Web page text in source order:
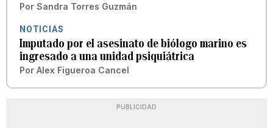
Por Sandra Torres Guzmán
NOTICIAS
Imputado por el asesinato de biólogo marino es
ingresado a una unidad psiquiátrica
Por Alex Figueroa Cancel
PUBLICIDAD